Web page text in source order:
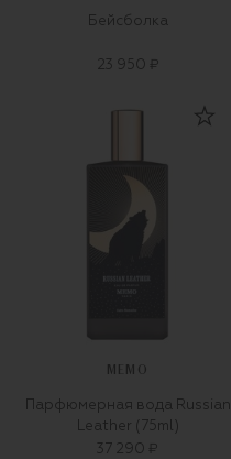
Бейсболка
23 950 ₽
MEMO
Парфюмерная вода Russian
Leather (75ml)
37 290 ₽